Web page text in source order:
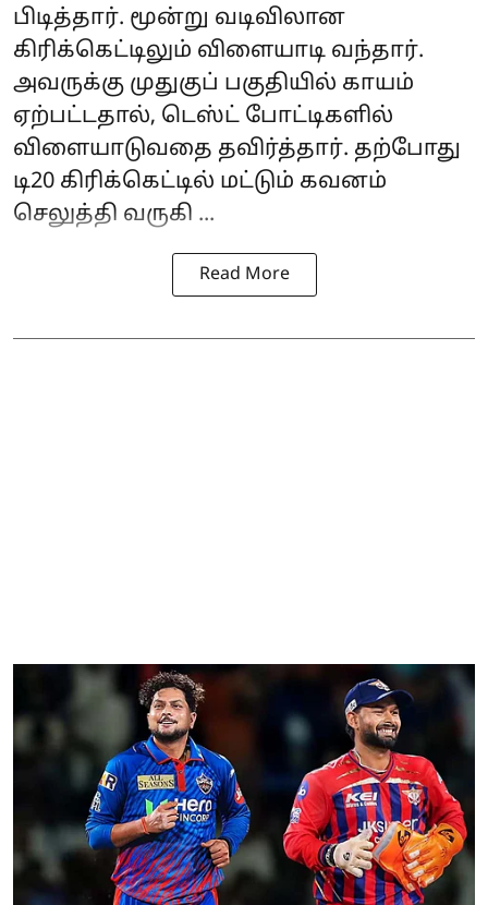
பிடித்தார். மூன்று வடிவிலான
கிரிக்கெட்டிலும் விளையாடி வந்தார்.
அவருக்கு முதுகுப் பகுதியில் காயம்
ஏற்பட்டதால், டெஸ்ட் போட்டிகளில்
விளையாடுவதை தவிர்த்தார். தற்போது
டி20 கிரிக்கெட்டில் மட்டும் கவனம்
செலுத்தி வருகி ...
Read More